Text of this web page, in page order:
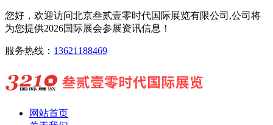
您好，欢迎访问北京叁贰壹零时代国际展览有限公司,公司将
为您提供2026国际展会参展资讯信息！
服务热线： 13621188469
网站首页